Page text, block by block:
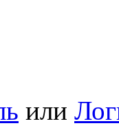
или